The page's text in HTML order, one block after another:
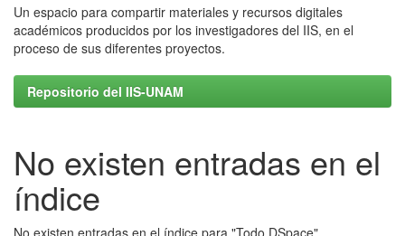
Un espacio para compartir materiales y recursos digitales
académicos producidos por los investigadores del IIS, en el
proceso de sus diferentes proyectos.
Repositorio del IIS-UNAM
No existen entradas en el
índice
No existen entradas en el índice para "Todo DSpace".